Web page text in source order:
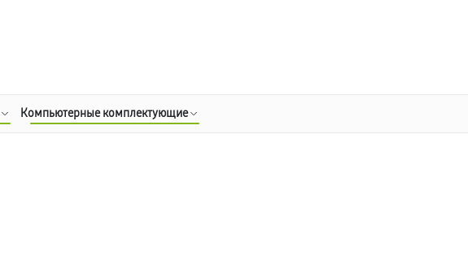
Компьютерные комплектующие